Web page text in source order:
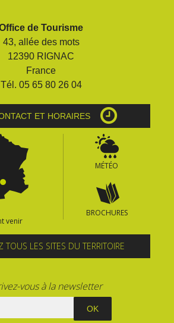
de Tourisme
43, allée des mots
12390 RIGNAC
France
Tél. 05 65 80 26 04
ET HORAIRES
venir
MÉTÉO
BROCHURES
TOUS LES SITES DU TERRITOIRE
vous à la newsletter